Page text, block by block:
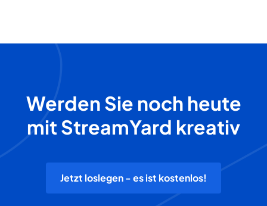
Werden Sie noch heute
mit StreamYard kreativ
Jetzt loslegen - es ist kostenlos!